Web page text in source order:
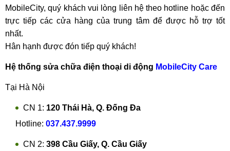
MobileCity, quý khách vui lòng liên hệ theo hotline hoặc đến
trực tiếp các cửa hàng của trung tâm để được hỗ trợ tốt
nhất.
Hân hạnh được đón tiếp quý khách!
Hệ thống sửa chữa điện thoại di động MobileCity Care
Tại Hà Nội
CN 1: 120 Thái Hà, Q. Đống Đa
Hotline: 037.437.9999
CN 2: 398 Cầu Giấy, Q. Cầu Giấy